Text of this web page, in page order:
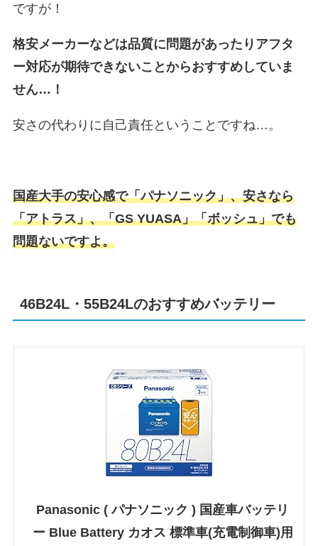
ですが！
格安メーカーなどは品質に問題があったりアフタ
ー対応が期待できないことからおすすめしていま
せん…！
安さの代わりに自己責任ということですね…。
国産大手の安心感で「パナソニック」、安さなら
「アトラス」、「GS YUASA」「ボッシュ」でも
問題ないですよ。
46B24L・55B24Lのおすすめバッテリー
Panasonic ( パナソニック ) 国産車バッテリ
ー Blue Battery カオス 標準車(充電制御車)用